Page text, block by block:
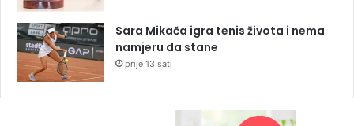
Sara Mikača igra tenis života i nema
namjeru da stane
prije 13 sati